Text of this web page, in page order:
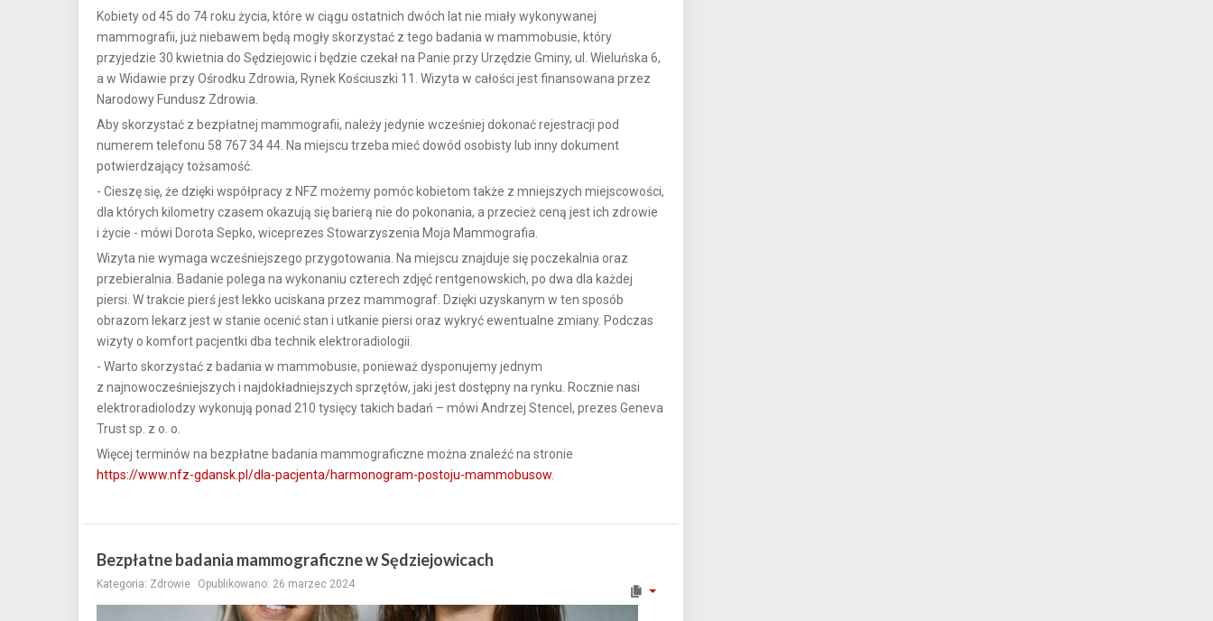
Kobiety od 45 do 74 roku życia, które w ciągu ostatnich dwóch lat nie miały wykonywanej
mammografii, już niebawem będą mogły skorzystać z tego badania w mammobusie, który
przyjedzie 30 kwietnia do Sędziejowic i będzie czekał na Panie przy Urzędzie Gminy, ul. Wieluńska 6,
a w Widawie przy Ośrodku Zdrowia, Rynek Kościuszki 11. Wizyta w całości jest finansowana przez
Narodowy Fundusz Zdrowia.
Aby skorzystać z bezpłatnej mammografii, należy jedynie wcześniej dokonać rejestracji pod
numerem telefonu 58 767 34 44. Na miejscu trzeba mieć dowód osobisty lub inny dokument
potwierdzający tożsamość.
- Cieszę się, że dzięki współpracy z NFZ możemy pomóc kobietom także z mniejszych miejscowości,
dla których kilometry czasem okazują się barierą nie do pokonania, a przecież ceną jest ich zdrowie
i życie - mówi Dorota Sepko, wiceprezes Stowarzyszenia Moja Mammografia.
Wizyta nie wymaga wcześniejszego przygotowania. Na miejscu znajduje się poczekalnia oraz
przebieralnia. Badanie polega na wykonaniu czterech zdjęć rentgenowskich, po dwa dla każdej
piersi. W trakcie pierś jest lekko uciskana przez mammograf. Dzięki uzyskanym w ten sposób
obrazom lekarz jest w stanie ocenić stan i utkanie piersi oraz wykryć ewentualne zmiany. Podczas
wizyty o komfort pacjentki dba technik elektroradiologii.
- Warto skorzystać z badania w mammobusie, ponieważ dysponujemy jednym
z najnowocześniejszych i najdokładniejszych sprzętów, jaki jest dostępny na rynku. Rocznie nasi
elektroradiolodzy wykonują ponad 210 tysięcy takich badań – mówi Andrzej Stencel, prezes Geneva
Trust sp. z o. o.
Więcej terminów na bezpłatne badania mammograficzne można znaleźć na stronie
https://www.nfz-gdansk.pl/dla-pacjenta/harmonogram-postoju-mammobusow.
Bezpłatne badania mammograficzne w Sędziejowicach
Kategoria: Zdrowie Opublikowano: 26 marzec 2024